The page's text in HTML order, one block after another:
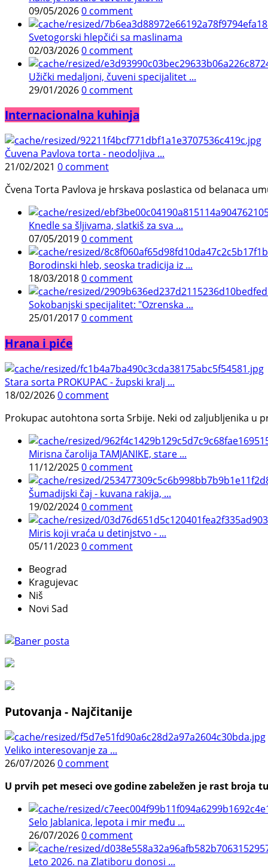
09/05/20260 comment
Svetogorski hlepčići sa maslinama
02/03/20260 comment
Užički medaljoni, čuveni specijalitet ...
29/01/20260 comment
Internacionalna kuhinja
Čuvena Pavlova torta - neodoljiva ...
21/02/2021 0 comment
Čvena Torta Pavlova je hrskava poslastica od belanaca
Knedle sa šljivama, slatkiš za sva ...
07/05/20190 comment
Borodinski hleb, seoska tradicija iz ...
18/03/20180 comment
Sokobanjski specijalitet: "Ozrenska ...
25/01/20170 comment
Hrana i piće
Stara sorta PROKUPAC - župski kralj ...
18/02/20260 comment
Prokupac autohtona sorta Srbije. Neki od zaljubljenika u
Mirisna čarolija TAMJANIKE, stare ...
11/12/20250 comment
Šumadijski čaj - kuvana rakija, ...
19/02/20240 comment
Miris koji vraća u detinjstvo - ...
05/11/20230 comment
Beograd
Kragujevac
Niš
Novi Sad
Putovanja - Najčitanije
Veliko interesovanje za ...
26/07/20260 comment
U prvih pet meseci ove godine zabeležen je rast
Selo Jablanica, lepota i mir među ...
26/07/20260 comment
Leto 2026. na Zlatiboru donosi ...